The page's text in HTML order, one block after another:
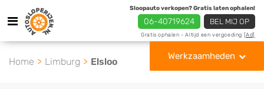
Sloopauto verkopen? Gratis laten ophalen!
06-40719624 BEL MIJ OP
Gratis ophalen - Altijd een vergoeding [Ad]
Werkzaamheden
Home Limburg Elsloo